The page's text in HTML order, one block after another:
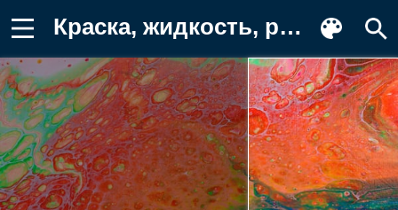
Краска, жидкость, разводы Картинка для телефона